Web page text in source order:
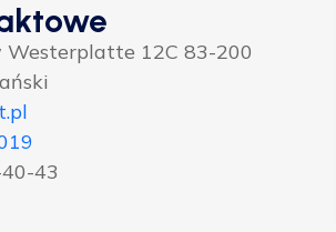
Westerplatte 12C 83-200
43